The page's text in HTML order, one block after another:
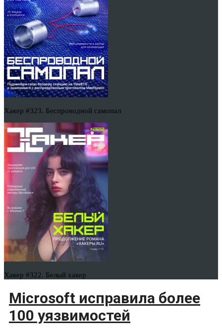
Хакер #323. Беспроводной самопал
Хакер #322. Белый хакер
Microsoft исправила более
100 уязвимостей